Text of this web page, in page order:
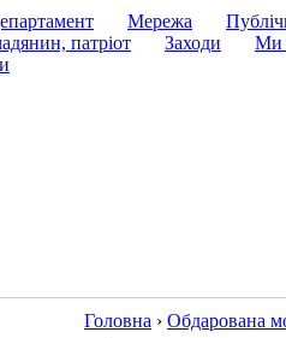
Мережа
патріот Заходи
Ми
Головна › Обдарована